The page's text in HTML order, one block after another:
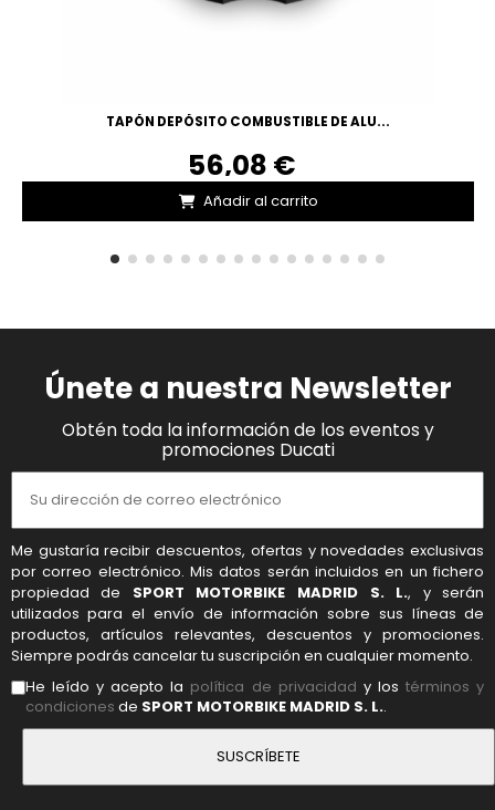
TAPÓN DEPÓSITO COMBUSTIBLE DE ALU...
56,08 €
Añadir al carrito
Únete a nuestra Newsletter
Obtén toda la información de los eventos y
promociones Ducati
Me gustaría recibir descuentos, ofertas y novedades exclusivas
por correo electrónico. Mis datos serán incluidos en un fichero
propiedad de SPORT MOTORBIKE MADRID S. L., y serán
utilizados para el envío de información sobre sus líneas de
productos, artículos relevantes, descuentos y promociones.
Siempre podrás cancelar tu suscripción en cualquier momento.
He leído y acepto la política de privacidad y lostérminos y
condiciones de SPORT MOTORBIKE MADRID S. L..